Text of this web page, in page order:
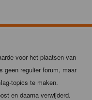
voor het plaatsen van
geen regulier forum, maar
topics te maken.
en daarna verwijderd.